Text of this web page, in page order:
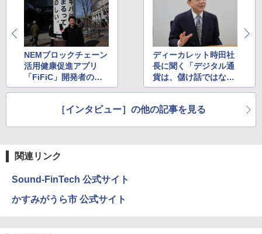
NEMブロックチェーン
活用健康促進アプリ
「FiFiC」開発者の中
川祥平氏に聞くアプリ
ディーカレット時田社
長に聞く「デジタル通
貨は、儲け話ではなく
生き方の話」の世界観
［インタビュー］の他の記事を見る
関連リンク
Sound-FinTech 公式サイト
かすみがうら市 公式サイト